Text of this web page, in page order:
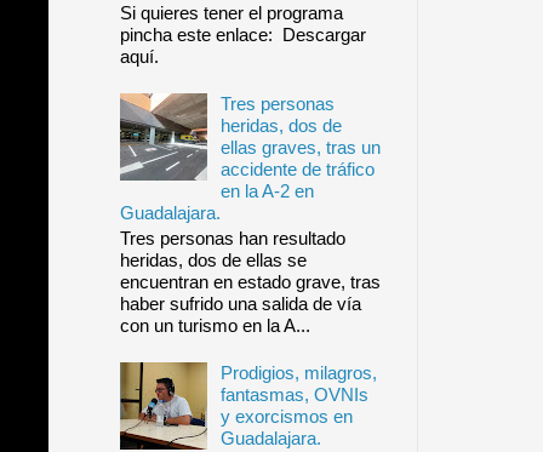
Si quieres tener el programa
pincha este enlace: Descargar
aquí.
Tres personas
heridas, dos de
ellas graves, tras un
accidente de tráfico
en la A-2 en
Guadalajara.
Tres personas han resultado
heridas, dos de ellas se
encuentran en estado grave, tras
haber sufrido una salida de vía
con un turismo en la A...
Prodigios, milagros,
fantasmas, OVNIs
y exorcismos en
Guadalajara.